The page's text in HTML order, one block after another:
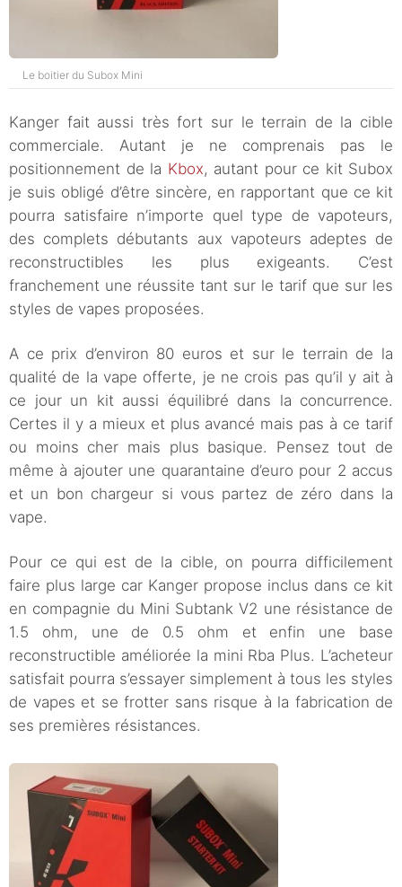
Le boitier du Subox Mini
Kanger fait aussi très fort sur le terrain de la cible
commerciale. Autant je ne comprenais pas le
positionnement de la Kbox, autant pour ce kit Subox
je suis obligé d’être sincère, en rapportant que ce kit
pourra satisfaire n’importe quel type de vapoteurs,
des complets débutants aux vapoteurs adeptes de
reconstructibles les plus exigeants. C’est
franchement une réussite tant sur le tarif que sur les
styles de vapes proposées.
A ce prix d’environ 80 euros et sur le terrain de la
qualité de la vape offerte, je ne crois pas qu’il y ait à
ce jour un kit aussi équilibré dans la concurrence.
Certes il y a mieux et plus avancé mais pas à ce tarif
ou moins cher mais plus basique. Pensez tout de
même à ajouter une quarantaine d’euro pour 2 accus
et un bon chargeur si vous partez de zéro dans la
vape.
Pour ce qui est de la cible, on pourra difficilement
faire plus large car Kanger propose inclus dans ce kit
en compagnie du Mini Subtank V2 une résistance de
1.5 ohm, une de 0.5 ohm et enfin une base
reconstructible améliorée la mini Rba Plus. L’acheteur
satisfait pourra s’essayer simplement à tous les styles
de vapes et se frotter sans risque à la fabrication de
ses premières résistances.